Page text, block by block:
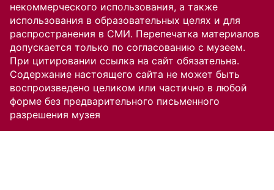
некоммерческого использования, а также
использования в образовательных целях и для
распространения в СМИ. Перепечатка материалов
допускается только по согласованию с музеем.
При цитировании ссылка на сайт обязательна.
Содержание настоящего сайта не может быть
воспроизведено целиком или частично в любой
форме без предварительного письменного
разрешения музея